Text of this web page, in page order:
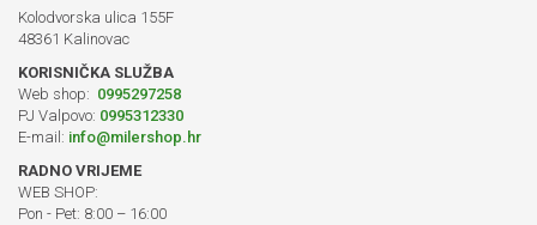
Kolodvorska ulica 155F
48361 Kalinovac
KORISNIČKA SLUŽBA
Web shop: 0995297258
PJ Valpovo: 0995312330
E-mail: info@milershop.hr
RADNO VRIJEME
WEB SHOP:
Pon - Pet: 8:00 – 16:00